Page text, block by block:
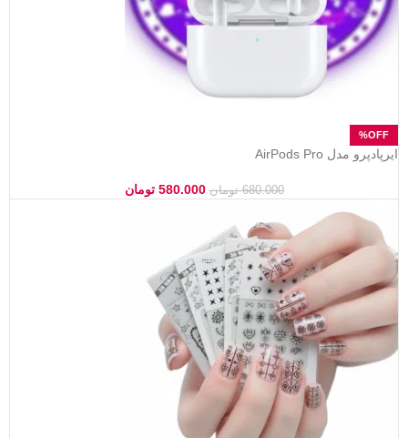
ایرپادپرو مدل AirPods Pro
680.000 تومان 580.000 تومان